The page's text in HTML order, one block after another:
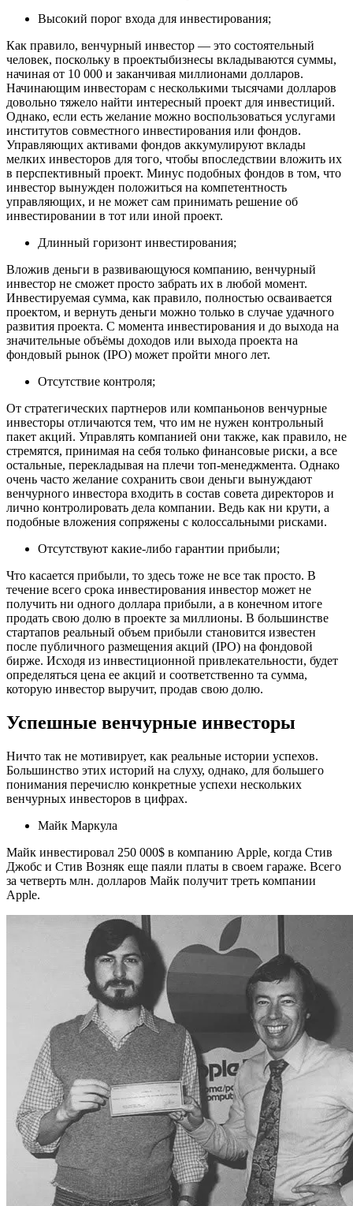
Высокий порог входа для инвестирования;
Как правило, венчурный инвестор — это состоятельный
человек, поскольку в проектыбизнесы вкладываются суммы,
начиная от 10 000 и заканчивая миллионами долларов.
Начинающим инвесторам с несколькими тысячами долларов
довольно тяжело найти интересный проект для инвестиций.
Однако, если есть желание можно воспользоваться услугами
институтов совместного инвестирования или фондов.
Управляющих активами фондов аккумулируют вклады
мелких инвесторов для того, чтобы впоследствии вложить их
в перспективный проект. Минус подобных фондов в том, что
инвестор вынужден положиться на компетентность
управляющих, и не может сам принимать решение об
инвестировании в тот или иной проект.
Длинный горизонт инвестирования;
Вложив деньги в развивающуюся компанию, венчурный
инвестор не сможет просто забрать их в любой момент.
Инвестируемая сумма, как правило, полностью осваивается
проектом, и вернуть деньги можно только в случае удачного
развития проекта. С момента инвестирования и до выхода на
значительные объёмы доходов или выхода проекта на
фондовый рынок (IPO) может пройти много лет.
Отсутствие контроля;
От стратегических партнеров или компаньонов венчурные
инвесторы отличаются тем, что им не нужен контрольный
пакет акций. Управлять компанией они также, как правило, не
стремятся, принимая на себя только финансовые риски, а все
остальные, перекладывая на плечи топ-менеджмента. Однако
очень часто желание сохранить свои деньги вынуждают
венчурного инвестора входить в состав совета директоров и
лично контролировать дела компании. Ведь как ни крути, а
подобные вложения сопряжены с колоссальными рисками.
Отсутствуют какие-либо гарантии прибыли;
Что касается прибыли, то здесь тоже не все так просто. В
течение всего срока инвестирования инвестор может не
получить ни одного доллара прибыли, а в конечном итоге
продать свою долю в проекте за миллионы. В большинстве
стартапов реальный объем прибыли становится известен
после публичного размещения акций (IPO) на фондовой
бирже. Исходя из инвестиционной привлекательности, будет
определяться цена ее акций и соответственно та сумма,
которую инвестор выручит, продав свою долю.
Успешные венчурные инвесторы
Ничто так не мотивирует, как реальные истории успехов.
Большинство этих историй на слуху, однако, для большего
понимания перечислю конкретные успехи нескольких
венчурных инвесторов в цифрах.
Майк Маркула
Майк инвестировал 250 000$ в компанию Apple, когда Стив
Джобс и Стив Возняк еще паяли платы в своем гараже. Всего
за четверть млн. долларов Майк получит треть компании
Apple.